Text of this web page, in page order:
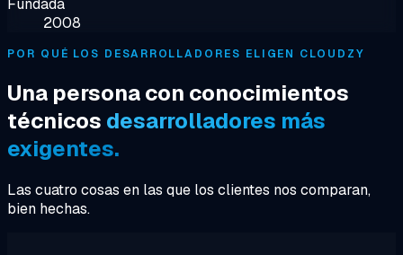
Fundada
2008
POR QUÉ LOS DESARROLLADORES ELIGEN CLOUDZY
Una persona con conocimientos
técnicos desarrolladores más
exigentes.
Las cuatro cosas en las que los clientes nos comparan,
bien hechas.